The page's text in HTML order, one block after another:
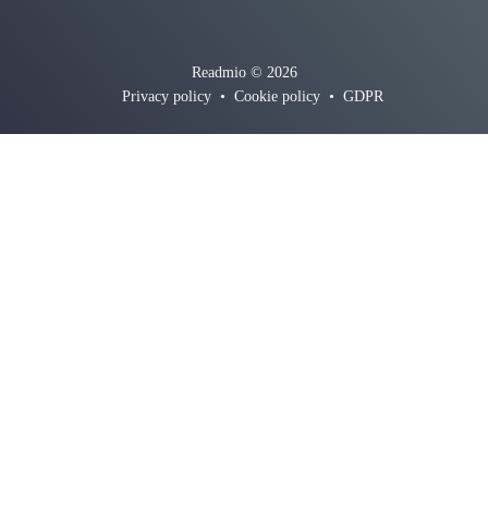
Readmio © 2026
Privacy policy • Cookie policy • GDPR